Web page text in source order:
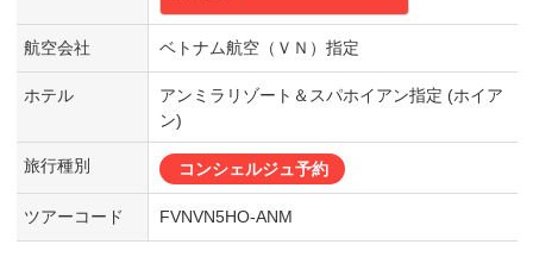
航空会社 ベトナム航空（ＶＮ）指定
ホテル
アンミラリゾート＆スパホイアン指定 (ホイア
ン)
旅行種別 コンシェルジュ予約
ツアーコード FVNVN5HO-ANM